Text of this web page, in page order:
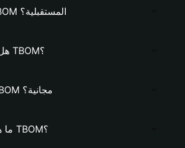
ما إمكانات TBOM المستقبلية؟
هل سيرتفع سعر TBOM؟
هل محفظة TBOM مجانية؟
ما هي قيمة عملة TBOM؟